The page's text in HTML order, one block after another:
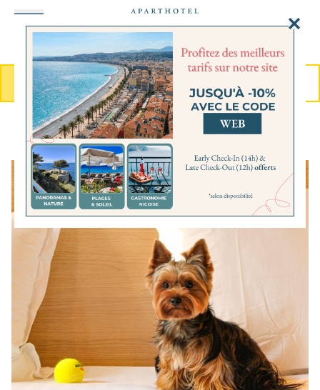
MENU
RÉSERVER
Panneau de gestion des cookies